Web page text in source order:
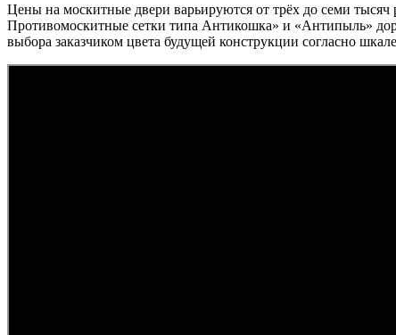
Цены на москитные двери варьируются от трёх до семи тысяч
Противомоскитные сетки типа Антикошка» и «Антипыль»
выбора заказчиком цвета будущей конструкции согласно